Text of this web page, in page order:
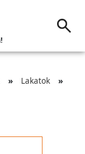
Lakatok